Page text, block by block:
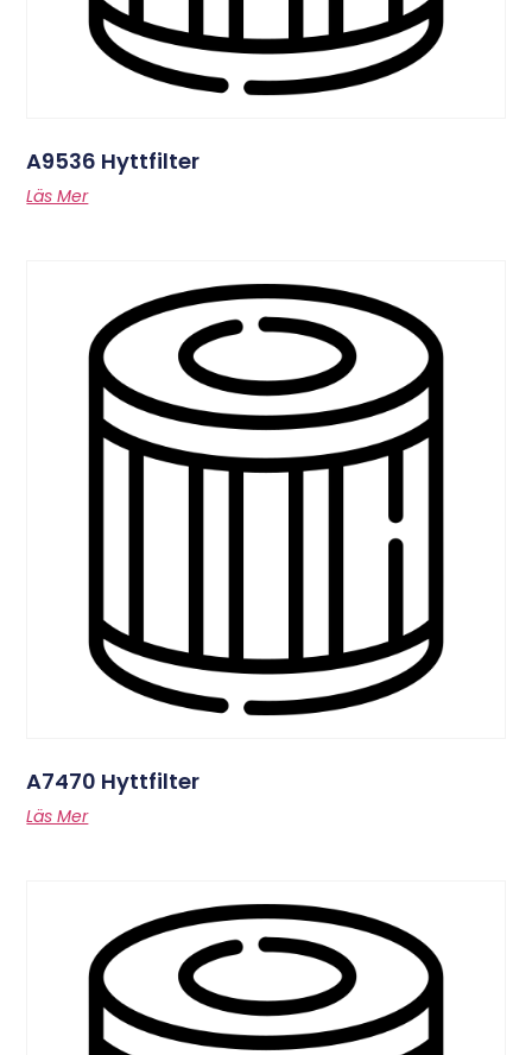
A9536 Hyttfilter
Läs Mer
A7470 Hyttfilter
Läs Mer